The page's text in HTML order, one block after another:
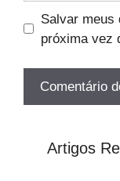
Salvar meus
próxima vez
Artigos